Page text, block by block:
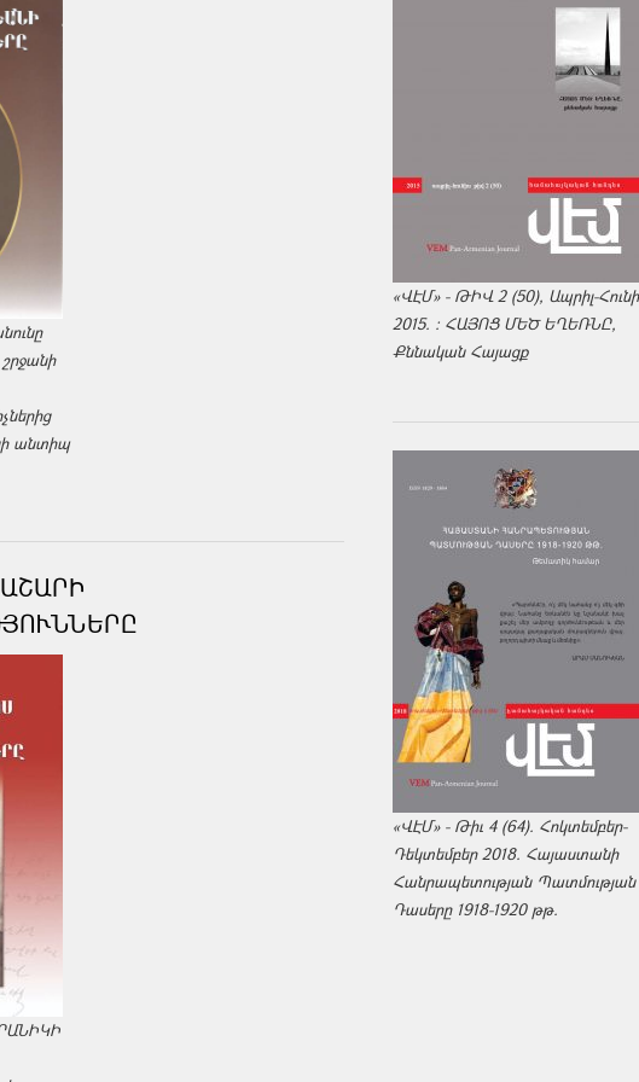
անտիպ
«ՎԷՄ» - ԹԻՎ 2 (50), Ապրիլ-
2015. : ՀԱՅՈՑ ՄԵԾ ԵՂԵՌՆԸ,
Քննական Հայացք
«ՎԷՄ» - Թիւ 4 (64). Հոկտեմբեր-
Դեկտեմբեր 2018. Հայաստանի
Հանրապետության Պատմության
Դասերը 1918-1920 թթ.